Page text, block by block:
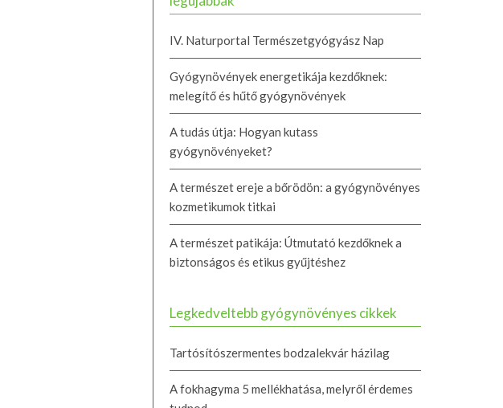
IV. Naturportal Természetgyógyász Nap
Gyógynövények energetikája kezdőknek:
melegítő és hűtő gyógynövények
A tudás útja: Hogyan kutass
gyógynövényeket?
A természet ereje a bőrödön: a gyógynövényes
kozmetikumok titkai
A természet patikája: Útmutató kezdőknek a
biztonságos és etikus gyűjtéshez
Legkedveltebb gyógynövényes cikkek
Tartósítószermentes bodzalekvár házilag
A fokhagyma 5 mellékhatása, melyről érdemes